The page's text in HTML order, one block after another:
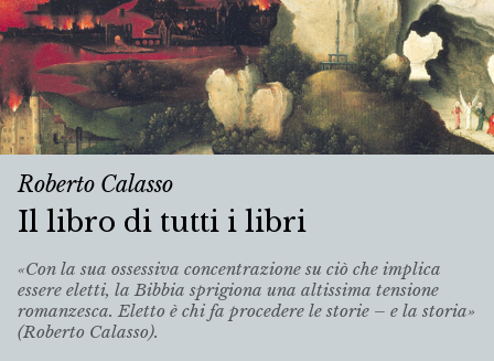
Roberto Calasso
Il libro di tutti i libri
«Con la sua ossessiva concentrazione su ciò che implica
essere eletti, la Bibbia sprigiona una altissima tensione
romanzesca. Eletto è chi fa procedere le storie – e la storia»
(Roberto Calasso).